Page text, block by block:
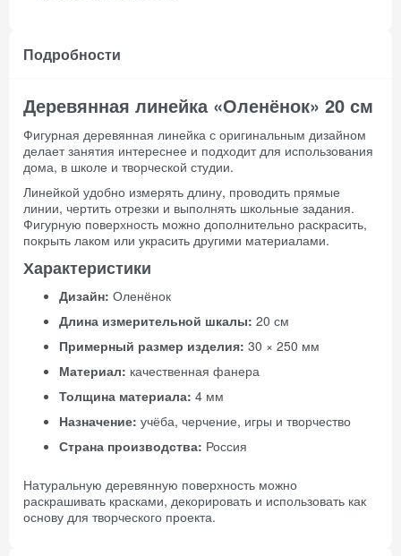
Подробности
Деревянная линейка «Оленёнок» 20 см
Фигурная деревянная линейка с оригинальным дизайном
делает занятия интереснее и подходит для использования
дома, в школе и творческой студии.
Линейкой удобно измерять длину, проводить прямые
линии, чертить отрезки и выполнять школьные задания.
Фигурную поверхность можно дополнительно раскрасить,
покрыть лаком или украсить другими материалами.
Характеристики
Дизайн: Оленёнок
Длина измерительной шкалы: 20 см
Примерный размер изделия: 30 × 250 мм
Материал: качественная фанера
Толщина материала: 4 мм
Назначение: учёба, черчение, игры и творчество
Страна производства: Россия
Натуральную деревянную поверхность можно
раскрашивать красками, декорировать и использовать как
основу для творческого проекта.